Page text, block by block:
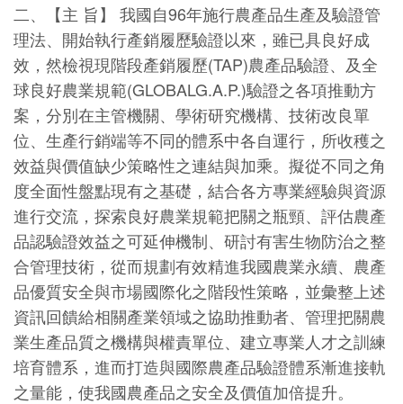
二、【主 旨】 我國自96年施行農產品生產及驗證管
理法、開始執行產銷履歷驗證以來，雖已具良好成
效，然檢視現階段產銷履歷(TAP)農產品驗證、及全
球良好農業規範(GLOBALG.A.P.)驗證之各項推動方
案，分別在主管機關、學術研究機構、技術改良單
位、生產行銷端等不同的體系中各自運行，所收穫之
效益與價值缺少策略性之連結與加乘。擬從不同之角
度全面性盤點現有之基礎，結合各方專業經驗與資源
進行交流，探索良好農業規範把關之瓶頸、評估農產
品認驗證效益之可延伸機制、研討有害生物防治之整
合管理技術，從而規劃有效精進我國農業永續、農產
品優質安全與市場國際化之階段性策略，並彙整上述
資訊回饋給相關產業領域之協助推動者、管理把關農
業生產品質之機構與權責單位、建立專業人才之訓練
培育體系，進而打造與國際農產品驗證體系漸進接軌
之量能，使我國農產品之安全及價值加倍提升。